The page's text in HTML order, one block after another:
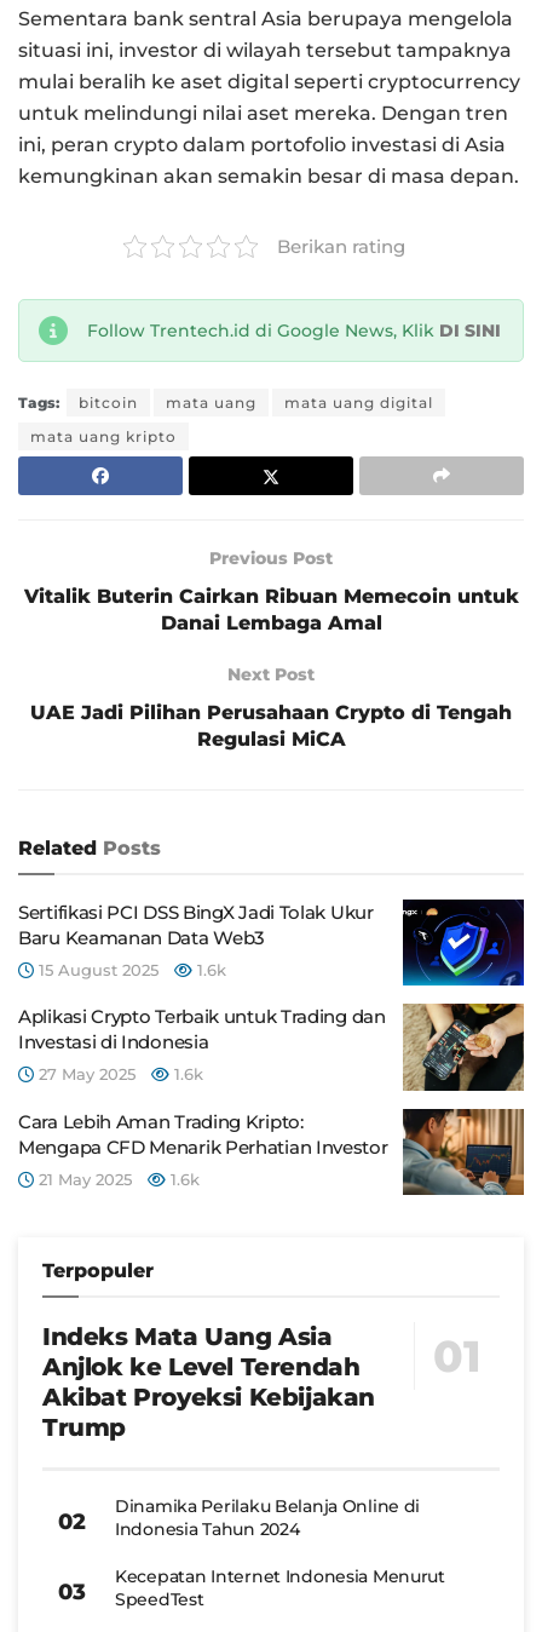
Sementara bank sentral Asia berupaya mengelola
situasi ini, investor di wilayah tersebut tampaknya
mulai beralih ke aset digital seperti cryptocurrency
untuk melindungi nilai aset mereka. Dengan tren
ini, peran crypto dalam portofolio investasi di Asia
kemungkinan akan semakin besar di masa depan.
Berikan rating
Follow Trentech.id di Google News, Klik DI SINI
Tags: bitcoin mata uang
mata uang digital
mata uang kripto
Previous Post
Vitalik Buterin Cairkan Ribuan Memecoin untuk
Danai Lembaga Amal
Next Post
UAE Jadi Pilihan Perusahaan Crypto di Tengah
Regulasi MiCA
Related Posts
Sertifikasi PCI DSS BingX Jadi Tolak Ukur
Baru Keamanan Data Web3
15 August 2025 1.6k
Aplikasi Crypto Terbaik untuk Trading dan
Investasi di Indonesia
27 May 2025 1.6k
Cara Lebih Aman Trading Kripto:
Mengapa CFD Menarik Perhatian Investor
21 May 2025 1.6k
Terpopuler
Indeks Mata Uang Asia
Anjlok ke Level Terendah
Akibat Proyeksi Kebijakan
Trump
Dinamika Perilaku Belanja Online di
Indonesia Tahun 2024
Kecepatan Internet Indonesia Menurut
SpeedTest